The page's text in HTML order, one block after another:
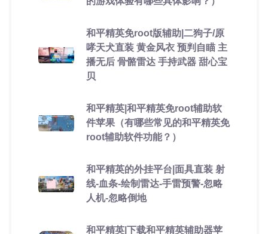
和平精英免root版辅助|二狗子/原
哮天犬直装 黄金风衣 预判自瞄 主
播无后 骨骼雷达 手持武器 甜心宝
贝
和平精英|和平精英免root辅助软
件苹果（有哪些常见的和平精英免
root辅助软件功能？）
和平精英的外挂平台|面具直装 射
线-血条-绘制雷达-手雷预警-忽略
人机-忽略倒地
和平精英|下载和平精英辅助器苹